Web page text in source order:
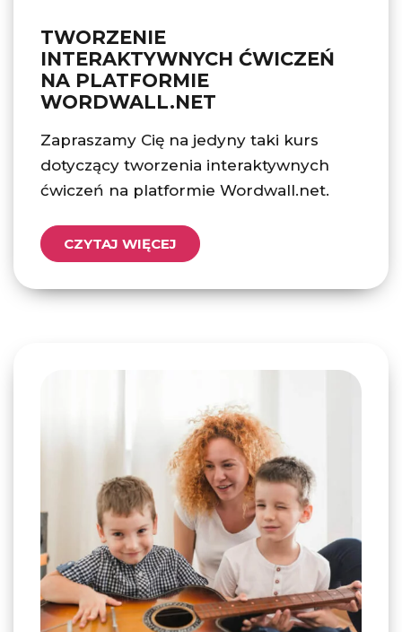
TWORZENIE
INTERAKTYWNYCH ĆWICZEŃ
NA PLATFORMIE
WORDWALL.NET
Zapraszamy Cię na jedyny taki kurs
dotyczący tworzenia interaktywnych
ćwiczeń na platformie Wordwall.net.
CZYTAJ WIĘCEJ